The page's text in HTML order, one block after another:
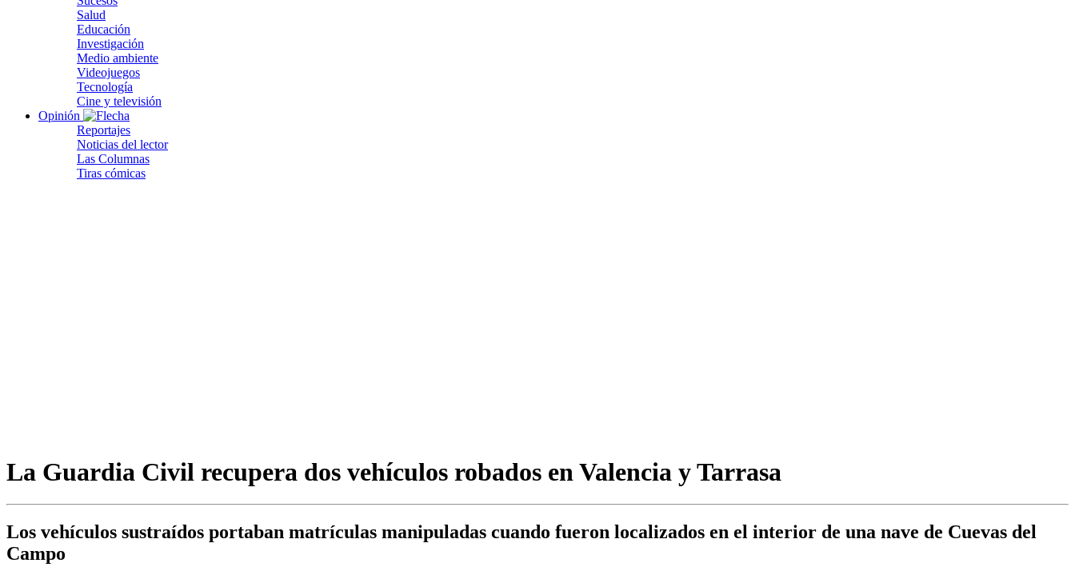
Salud
Educación
Investigación
Medio ambiente
Videojuegos
Tecnología
Cine y televisión
Opinión
Reportajes
Noticias del lector
Las Columnas
Tiras cómicas
La Guardia Civil recupera dos vehículos robados en Valencia y Tarrasa
Los vehículos sustraídos portaban matrículas manipuladas cuando fueron localizados en el interior de una nave de Cuevas del
Campo